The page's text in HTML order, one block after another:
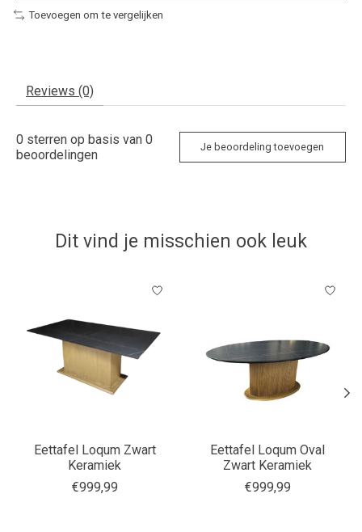
Toevoegen om te vergelijken
Reviews (0)
0 sterren op basis van 0
beoordelingen
Je beoordeling toevoegen
Dit vind je misschien ook leuk
Items van productcarrousel
Eettafel Loqum Zwart
Keramiek
€999,99
Eettafel Loqum Oval
Zwart Keramiek
€999,99